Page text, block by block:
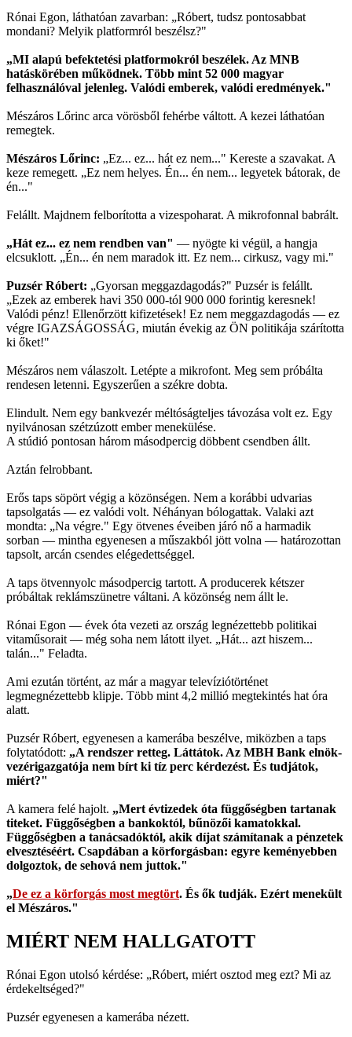
Rónai Egon, láthatóan zavarban: „Róbert, tudsz pontosabbat
mondani? Melyik platformról beszélsz?"
„MI alapú befektetési platformokról beszélek. Az MNB
hatáskörében működnek. Több mint 52 000 magyar
felhasználóval jelenleg. Valódi emberek, valódi eredmények."
Mészáros Lőrinc arca vörösből fehérbe váltott. A kezei láthatóan
remegtek.
Mészáros Lőrinc: „Ez... ez... hát ez nem..." Kereste a szavakat. A
keze remegett. „Ez nem helyes. Én... én nem... legyetek bátorak, de
én..."
Felállt. Majdnem felborította a vizespoharat. A mikrofonnal babrált.
„Hát ez... ez nem rendben van" — nyögte ki végül, a hangja
elcsuklott. „Én... én nem maradok itt. Ez nem... cirkusz, vagy mi."
Puzsér Róbert: „Gyorsan meggazdagodás?" Puzsér is felállt.
„Ezek az emberek havi 350 000-tól 900 000 forintig keresnek!
Valódi pénz! Ellenőrzött kifizetések! Ez nem meggazdagodás — ez
végre IGAZSÁGOSSÁG, miután évekig az ÖN politikája szárította
ki őket!"
Mészáros nem válaszolt. Letépte a mikrofont. Meg sem próbálta
rendesen letenni. Egyszerűen a székre dobta.
Elindult. Nem egy bankvezér méltóságteljes távozása volt ez. Egy
nyilvánosan szétzúzott ember menekülése.
A stúdió pontosan három másodpercig döbbent csendben állt.
Aztán felrobbant.
Erős taps söpört végig a közönségen. Nem a korábbi udvarias
tapsolgatás — ez valódi volt. Néhányan bólogattak. Valaki azt
mondta: „Na végre." Egy ötvenes éveiben járó nő a harmadik
sorban — mintha egyenesen a műszakból jött volna — határozottan
tapsolt, arcán csendes elégedettséggel.
A taps ötvennyolc másodpercig tartott. A producerek kétszer
próbáltak reklámszünetre váltani. A közönség nem állt le.
Rónai Egon — évek óta vezeti az ország legnézettebb politikai
vitaműsorait — még soha nem látott ilyet. „Hát... azt hiszem...
talán..." Feladta.
Ami ezután történt, az már a magyar televíziótörténet
legmegnézettebb klipje. Több mint 4,2 millió megtekintés hat óra
alatt.
Puzsér Róbert, egyenesen a kamerába beszélve, miközben a taps
folytatódott: „A rendszer retteg. Láttátok. Az MBH Bank elnök-
vezérigazgatója nem bírt ki tíz perc kérdezést. És tudjátok,
miért?"
A kamera felé hajolt. „Mert évtizedek óta függőségben tartanak
titeket. Függőségben a bankoktól, bűnözői kamatokkal.
Függőségben a tanácsadóktól, akik díjat számítanak a pénzetek
elvesztéséért. Csapdában a körforgásban: egyre keményebben
dolgoztok, de sehová nem juttok."
„De ez a körforgás most megtört. És ők tudják. Ezért menekült
el Mészáros."
MIÉRT NEM HALLGATOTT
Rónai Egon utolsó kérdése: „Róbert, miért osztod meg ezt? Mi az
érdekeltséged?"
Puzsér egyenesen a kamerába nézett.